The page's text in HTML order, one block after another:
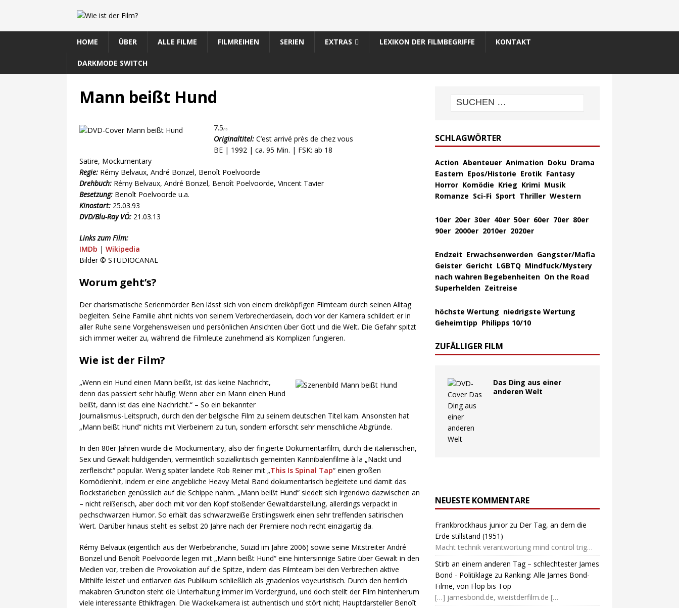
HOME ÜBER ALLE FILME FILMREIHEN SERIEN EXTRAS LEXIKON DER FILMBEGRIFFE KONTAKT
DARKMODE SWITCH
Mann beißt Hund
7.5/10
Originaltitel: C’est arrivé près de chez vous
BE | 1992 | ca. 95 Min. | FSK: ab 18
Satire, Mockumentary
Regie: Rémy Belvaux, André Bonzel, Benoît Poelvoorde
Drehbuch: Rémy Belvaux, André Bonzel, Benoît Poelvoorde, Vincent Tavier
Besetzung: Benoît Poelvoorde u.a.
Kinostart: 25.03.93
DVD/Blu-Ray VÖ: 21.03.13
Links zum Film:
IMDb | Wikipedia
Bilder © STUDIOCANAL
Worum geht’s?
Der charismatische Serienmörder Ben lässt sich von einem dreiköpfigen Filmteam durch seinen Alltag
begleiten. Seine Familie ahnt nichts von seinem Verbrecherdasein, doch vor der Kamera schildert er in
aller Ruhe seine Vorgehensweisen und persönlichen Ansichten über Gott und die Welt. Die Gefahr spitzt
sich immer weiter zu, während die Filmleute zunehmend als Komplizen fungieren.
Wie ist der Film?
„Wenn ein Hund einen Mann beißt, ist das keine Nachricht,
denn das passiert sehr häufig. Wenn aber ein Mann einen Hund
beißt, dann ist das eine Nachricht.“ – So ein bekannter
Journalismus-Leitspruch, durch den der belgische Film zu seinem deutschen Titel kam. Ansonsten hat
„Mann beißt Hund“ nichts mit Vierbeinern zu tun, sondern erforscht sehr menschliche Abgründe.
In den 80er Jahren wurde die Mockumentary, also der fingierte Dokumentarfilm, durch die italienischen,
Sex und Gewalt huldigenden, vermeintlich sozialkritisch gemeinten Kannibalenfilme à la „Nackt und
zerfleischt“ populär. Wenig später landete Rob Reiner mit „This Is Spinal Tap“ einen großen
Komödienhit, indem er eine angebliche Heavy Metal Band dokumentarisch begleitete und damit das
Rockstarleben genüsslich auf die Schippe nahm. „Mann beißt Hund“ siedelt sich irgendwo dazwischen an
– nicht reißerisch, aber doch mit vor den Kopf stoßender Gewaltdarstellung, allerdings verpackt in
pechschwarzen Humor. So erhält das schwarzweiße Erstlingswerk einen sehr treffenden satirischen
Wert. Darüber hinaus steht es selbst 20 Jahre nach der Premiere noch recht einzigartig da.
Rémy Belvaux (eigentlich aus der Werbebranche, Suizid im Jahre 2006) sowie seine Mitstreiter André
Bonzel und Benoît Poelvoorde legen mit „Mann beißt Hund“ eine hintersinnige Satire über Gewalt in den
Medien vor, treiben die Provokation auf die Spitze, indem das Filmteam bei den Verbrechen aktive
Mithilfe leistet und entlarven das Publikum schließlich als gnadenlos voyeuristisch. Durch den herrlich
makabren Grundton steht die Unterhaltung immer im Vordergrund, und doch stellt der Film hintenherum
viele interessante Ethikfragen. Die Wackelkamera ist authentisch und stört nicht; Hauptdarsteller Benoît
SCHLAGWÖRTER
Action Abenteuer Animation Doku Drama
Eastern Epos/Historie Erotik Fantasy
Horror Komödie Krieg Krimi Musik
Romanze Sci-Fi Sport Thriller Western
10er 20er 30er 40er 50er 60er 70er 80er
90er 2000er 2010er 2020er
Endzeit Erwachsenwerden Gangster/Mafia
Geister Gericht LGBTQ Mindfuck/Mystery
nach wahren Begebenheiten On the Road
Superhelden Zeitreise
höchste Wertung niedrigste Wertung
Geheimtipp Philipps 10/10
ZUFÄLLIGER FILM
Das Ding aus einer
anderen Welt
NEUESTE KOMMENTARE
Frankbrockhaus junior zu Der Tag, an dem die
Erde stillstand (1951)
Macht technik verantwortung mind control trig…
Stirb an einem anderen Tag – schlechtester James
Bond - Politiklage zu Ranking: Alle James Bond-
Filme, von Flop bis Top
[…] jamesbond.de, wieistderfilm.de […